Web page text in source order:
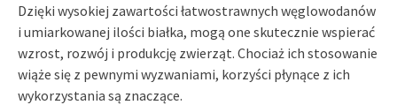
Dzięki wysokiej zawartości łatwostrawnych węglowodanów
i umiarkowanej ilości białka, mogą one skutecznie wspierać
wzrost, rozwój i produkcję zwierząt. Chociaż ich stosowanie
wiąże się z pewnymi wyzwaniami, korzyści płynące z ich
wykorzystania są znaczące.